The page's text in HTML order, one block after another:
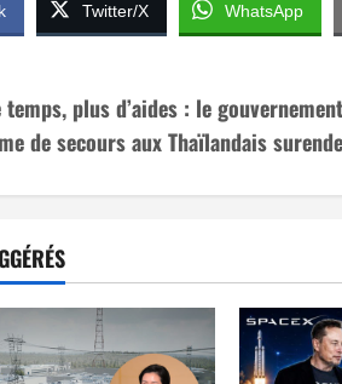
Twitter/X WhatsApp
temps, plus d’aides : le
de secours aux Thaïlandais